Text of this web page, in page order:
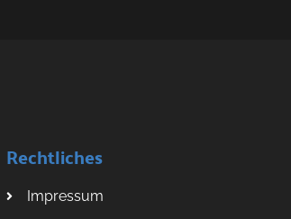
Rechtliches
Impressum